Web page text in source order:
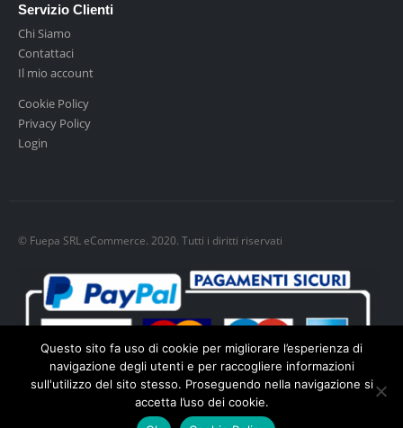
Servizio Clienti
Chi Siamo
Contattaci
Il mio account
Cookie Policy
Privacy Policy
Login
© Fuepa SRL eCommerce. 2020. Tutti i diritti riservati
Privacy policy
Questo sito fa uso di cookie per migliorare l’esperienza di
navigazione degli utenti e per raccogliere informazioni
sull'utilizzo del sito stesso. Proseguendo nella navigazione si
accetta l’uso dei cookie.